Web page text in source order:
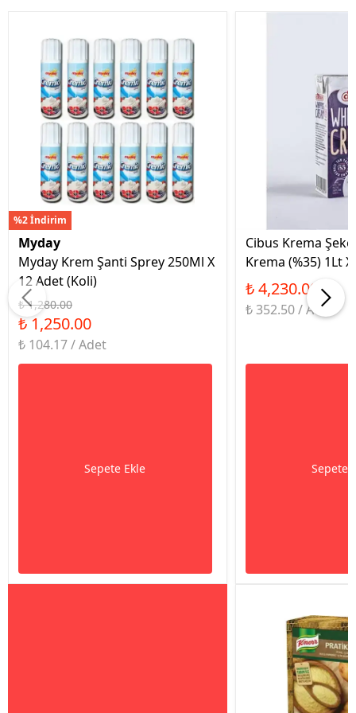
%2 İndirim
Myday
Myday Krem Şanti Sprey 250Ml X
12 Adet (Koli)
₺ 1,280.00
₺ 1,250.00
₺ 104.17 / Adet
Sepete Ekle
Cibus Krema
Krema (%35) 1Lt
₺ 4,230.00
₺ 352.50 / Adet
Sepete